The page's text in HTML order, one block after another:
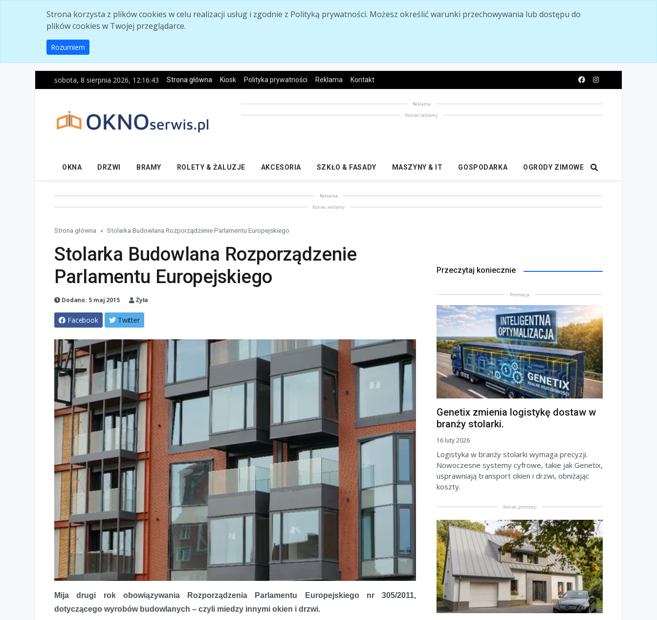
Strona korzysta z plików cookies w celu realizacji usług i zgodnie z Polityką prywatności. Możesz określić warunki przechowywania lub dostępu do
plików cookies w Twojej przeglądarce.
Rozumiem
sobota, 8 sierpnia 2026, 12:16:44 Strona główna Kiosk Polityka prywatności Reklama Kontakt
Reklama
Koniec reklamy
OKNA DRZWI BRAMY ROLETY & ŻALUZJE AKCESORIA SZKŁO & FASADY MASZYNY & IT GOSPODARKA OGRODY ZIMOWE
Reklama
Koniec reklamy
Strona główna Stolarka Budowlana Rozporządzenie Parlamentu Europejskiego
Stolarka Budowlana Rozporządzenie
Parlamentu Europejskiego
Dodano: 5 maj 2015 Żyła
Facebook Twitter
Mija drugi rok obowiązywania Rozporządzenia Parlamentu Europejskiego nr 305/2011,
dotyczącego wyrobów budowlanych – czyli miedzy innymi okien i drzwi.
Przeczytaj koniecznie
Promocja
Genetix zmienia logistykę dostaw w
branży stolarki.
16 luty 2026
Logistyka w branży stolarki wymaga precyzji.
Nowoczesne systemy cyfrowe, takie jak Genetix,
usprawniają transport okien i drzwi, obniżając
koszty.
Koniec promocji